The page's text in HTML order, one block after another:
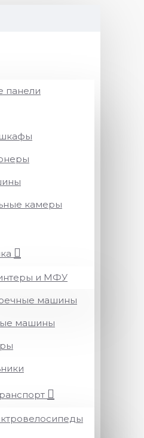
панели
камеры
и МФУ
машины
машины